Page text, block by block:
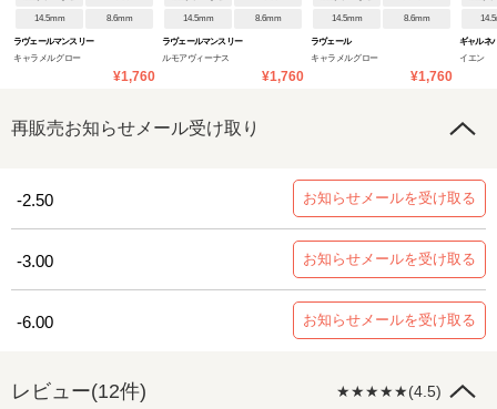
14.5mm 8.6mm
ラヴェールマンスリー
キャラメルグロー
¥1,760
14.5mm 8.6mm
ラヴェールマンスリー
ルモアヴィーナス
¥1,760
14.5mm 8.6mm
ラヴェール
キャラメルグロー
¥1,760
ギャルネ
イエン
再販売お知らせメール受け取り
-2.50 お知らせメールを受け取る
-3.00 お知らせメールを受け取る
-6.00 お知らせメールを受け取る
レビュー(12件) ★★★★★(4.5)